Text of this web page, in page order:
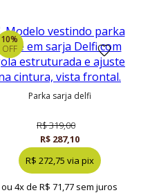
10%
OFF
parka sarja delfi
R$ 319,00
R$ 287,10
R$ 272,75 via pix
ou 4x de R$ 71,77 sem juros